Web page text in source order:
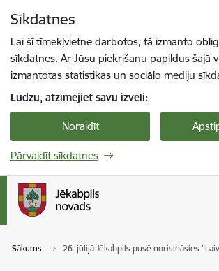
Sīkdatnes
Lai šī tīmekļvietne darbotos, tā izmanto
sīkdatnes. Ar Jūsu piekrišanu papildus šajā
izmantotas statistikas un sociālo mediju
Lūdzu, atzīmējiet savu izvēli:
Noraidīt
Pārvaldīt sīkdatnes
Sākums 26. jūlijā Jēkabpils pusē norisināsies